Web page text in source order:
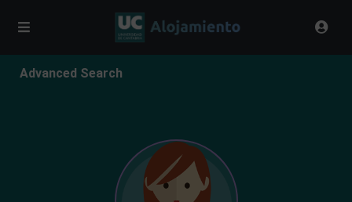
Advanced Search